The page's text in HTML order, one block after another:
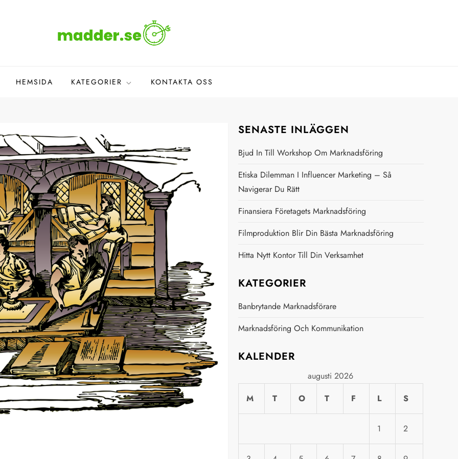
HEMSIDA KATEGORIER KONTAKTA OSS
SENASTE INLÄGGEN
Bjud In Till Workshop Om Marknadsföring
Etiska Dilemman I Influencer Marketing – Så
Navigerar Du Rätt
Finansiera Företagets Marknadsföring
Filmproduktion Blir Din Bästa Marknadsföring
Hitta Nytt Kontor Till Din Verksamhet
KATEGORIER
Banbrytande Marknadsförare
Marknadsföring Och Kommunikation
KALENDER
augusti 2026
M
T O T F L S
1 2